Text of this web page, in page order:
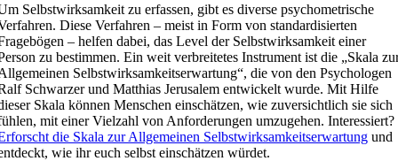
Selbstwirksamkeit zu erfassen, gibt es diverse psychometrische
Diese Verfahren – meist in Form von standardisierten
– helfen dabei, das Level der Selbstwirksamkeit einer
zu bestimmen. Ein weit verbreitetes Instrument ist die „Skala
Selbstwirksamkeitserwartung“, die von den Psychologen
Schwarzer und Matthias Jerusalem entwickelt wurde. Mit Hilfe
Skala können Menschen einschätzen, wie zuversichtlich sie sich
mit einer Vielzahl von Anforderungen umzugehen. Interessiert?
die Skala zur Allgemeinen Selbstwirksamkeitserwartung und
wie ihr euch selbst einschätzen würdet.